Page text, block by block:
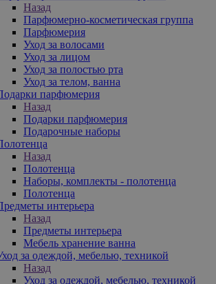
Назад
Парфюмерно-косметическая группа
Парфюмерия
Уход за волосами
Уход за лицом
Уход за полостью рта
Уход за телом, ванна
парфюмерия
Назад
Подарки парфюмерия
Подарочные наборы
Назад
Полотенца
Наборы, комплекты - полотенца
Полотенца
интерьера
Назад
Предметы интерьера
Мебель хранение ванна
за одеждой, мебелью, техникой
Назад
Уход за одеждой, мебелью, техникой